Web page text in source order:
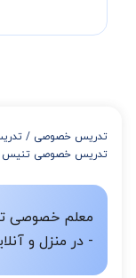
تدریس خصوصی /
تدریس خصوصی تنیس
معلم خصوصی
- در منزل و